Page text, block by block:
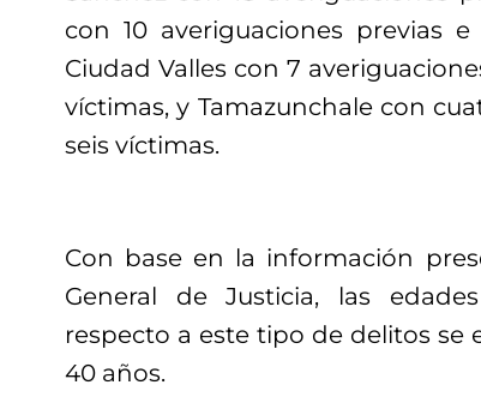
con 10 averiguaciones previas
Ciudad Valles con 7
víctimas, y Tamazunchale con
seis víctimas.
Con base en la información
General de Justicia, las
respecto a este tipo de delitos se
40 años.